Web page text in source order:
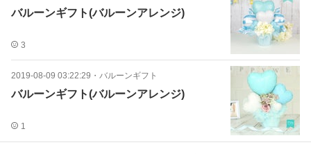
バルーンギフト(バルーンアレンジ)
3
2019-08-09 03:22:29 ・ バルーンギフト
バルーンギフト(バルーンアレンジ)
1